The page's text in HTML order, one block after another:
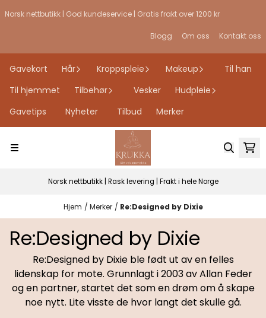
Hopp til innhold
Norsk nettbutikk | God kundeservice | Gratis frakt over 1200 kr
Blogg Om oss Kontakt oss
Gavekort Hår Kroppspleie Makeup
Til han
Til hjemmet
Tilbehør Vesker
Hudpleie
Gavetips
Nyheter Tilbud Merker
Norsk nettbutikk | Rask levering | Frakt i hele Norge
Hjem / Merker / Re:Designed by Dixie
Re:Designed by Dixie
Re:Designed by Dixie ble født ut av en felles
lidenskap for mote. Grunnlagt i 2003 av Allan Feder
og en partner, startet det som en drøm om å skape
noe nytt. Lite visste de hvor langt det skulle gå.